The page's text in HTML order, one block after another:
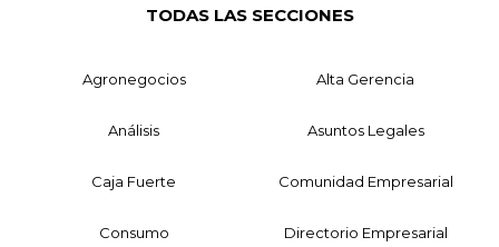
TODAS LAS SECCIONES
Agronegocios Alta Gerencia
Análisis Asuntos Legales
Caja Fuerte Comunidad Empresarial
Consumo Directorio Empresarial